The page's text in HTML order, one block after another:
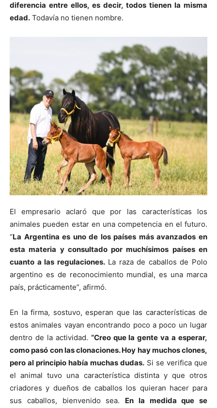
diferencia entre ellos, es decir, todos tienen la misma
edad. Todavía no tienen nombre.
El empresario aclaró que por las características los
animales pueden estar en una competencia en el futuro.
“La Argentina es uno de los países más avanzados en
esta materia y consultado por muchísimos países en
cuanto a las regulaciones.La raza de caballos de Polo
argentino es de reconocimiento mundial, es una marca
país, prácticamente”, afirmó.
En la firma, sostuvo, esperan que las características de
estos animales vayan encontrando poco a poco un lugar
dentro de la actividad. “Creo que la gente va a esperar,
como pasó con las clonaciones. Hoy hay muchos clones,
pero al principio había muchas dudas. Si se verifica que
el animal tuvo una característica distinta y que otros
criadores y dueños de caballos los quieran hacer para
sus caballos, bienvenido sea. En la medida que se